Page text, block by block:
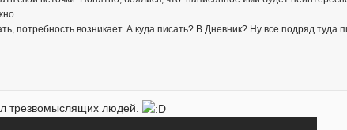
потребность возникает. А куда писать? В Дневник? Ну все подряд туда
трезвомыслящих людей.